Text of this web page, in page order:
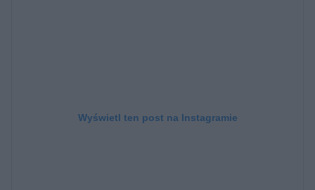
Wyświetl ten post na Instagramie